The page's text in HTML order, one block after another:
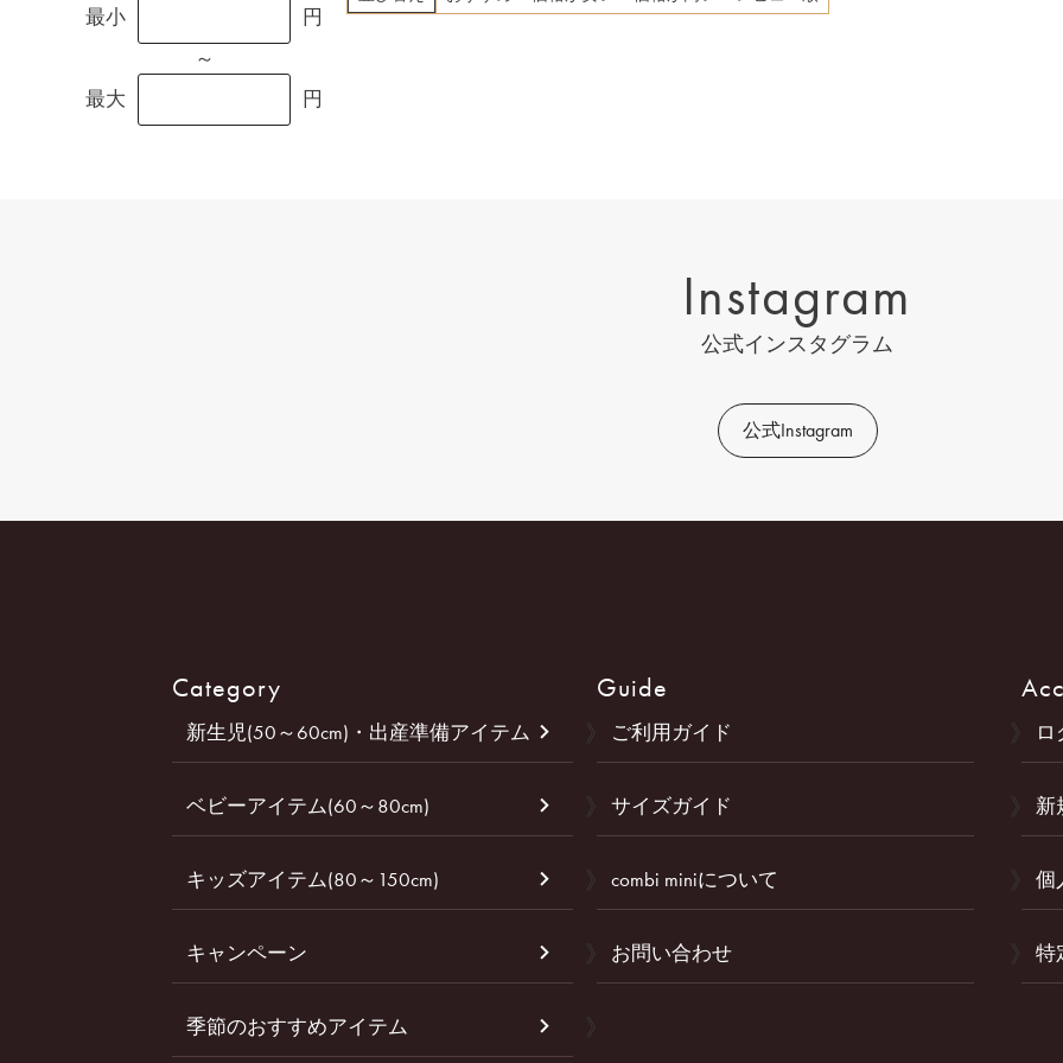
最小
円
～
最大
円
Instagram
公式インスタグラム
公式Instagram
Category
新生児(50～60cm)・出産準備アイテム
ベビーアイテム(60～80cm)
キッズアイテム(80～150cm)
キャンペーン
季節のおすすめアイテム
Guide
ご利用ガイド
サイズガイド
combi miniについて
お問い合わせ
ロ
新
個
特